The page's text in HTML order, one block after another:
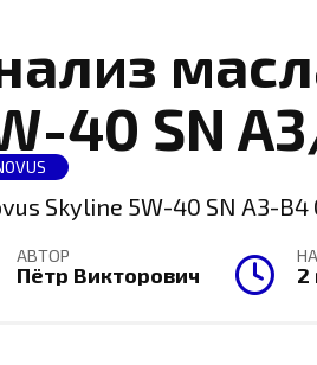
40 SN
АВТОР
Пётр Викторович 2